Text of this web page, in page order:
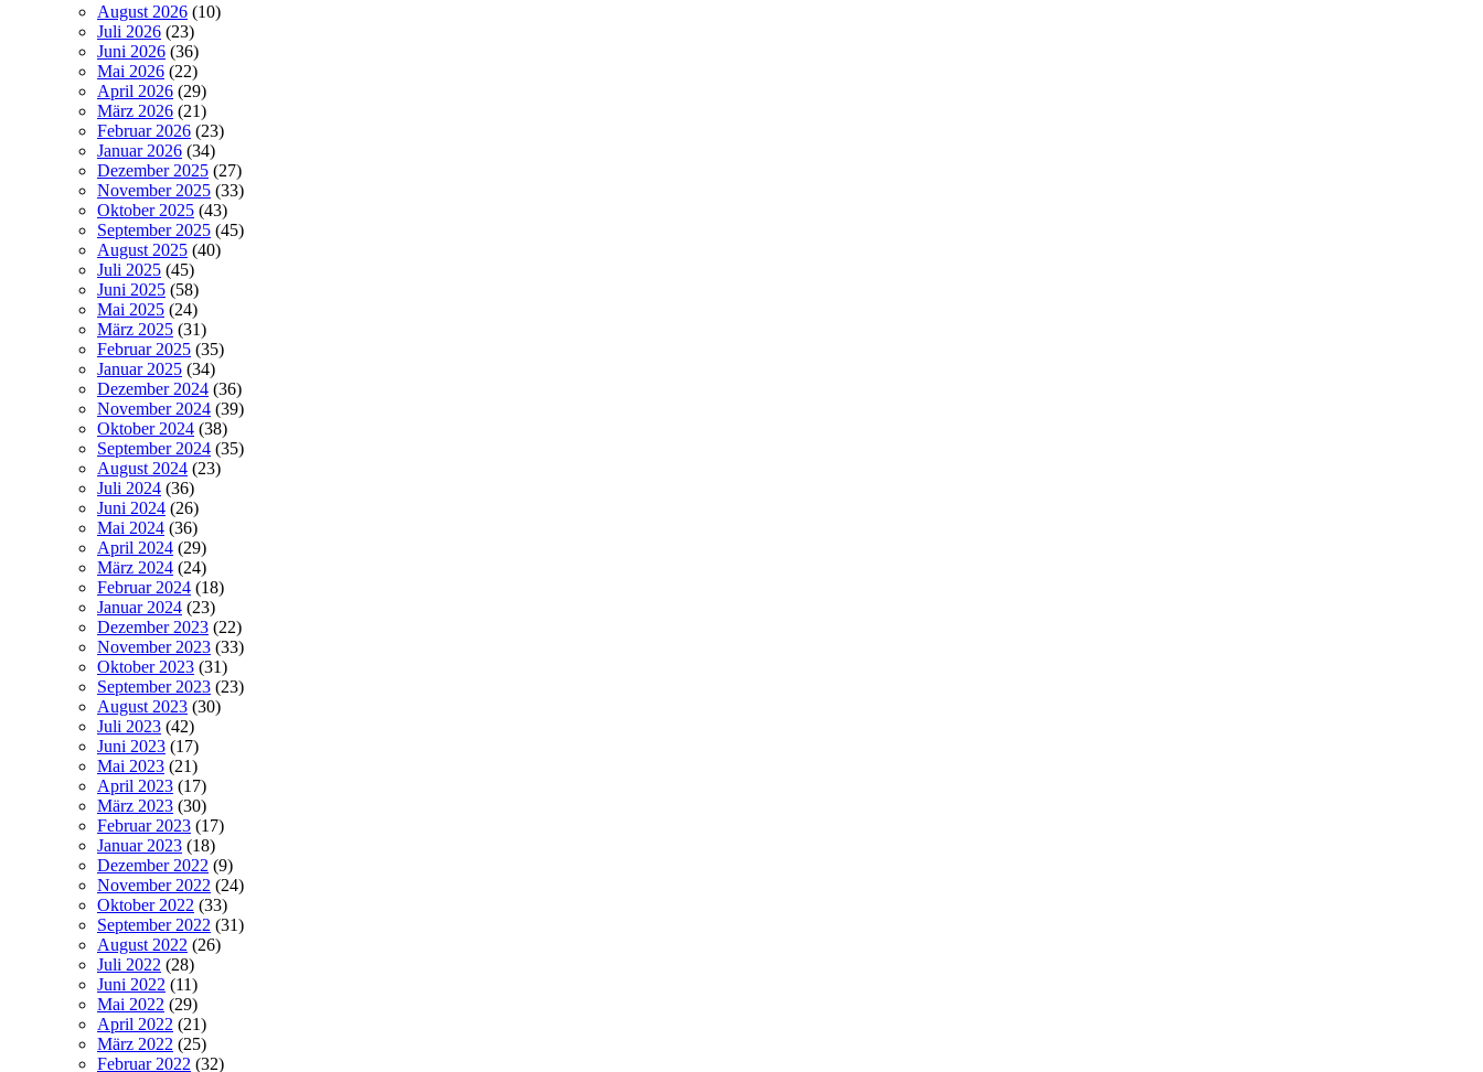
August 2026 (10)
Juli 2026 (23)
Juni 2026 (36)
Mai 2026 (22)
April 2026 (29)
März 2026 (21)
Februar 2026 (23)
Januar 2026 (34)
Dezember 2025 (27)
November 2025 (33)
Oktober 2025 (43)
September 2025 (45)
August 2025 (40)
Juli 2025 (45)
Juni 2025 (58)
Mai 2025 (24)
März 2025 (31)
Februar 2025 (35)
Januar 2025 (34)
Dezember 2024 (36)
November 2024 (39)
Oktober 2024 (38)
September 2024 (35)
August 2024 (23)
Juli 2024 (36)
Juni 2024 (26)
Mai 2024 (36)
April 2024 (29)
März 2024 (24)
Februar 2024 (18)
Januar 2024 (23)
Dezember 2023 (22)
November 2023 (33)
Oktober 2023 (31)
September 2023 (23)
August 2023 (30)
Juli 2023 (42)
Juni 2023 (17)
Mai 2023 (21)
April 2023 (17)
März 2023 (30)
Februar 2023 (17)
Januar 2023 (18)
Dezember 2022 (9)
November 2022 (24)
Oktober 2022 (33)
September 2022 (31)
August 2022 (26)
Juli 2022 (28)
Juni 2022 (11)
Mai 2022 (29)
April 2022 (21)
März 2022 (25)
Februar 2022 (32)